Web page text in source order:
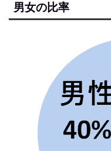
男女の比率